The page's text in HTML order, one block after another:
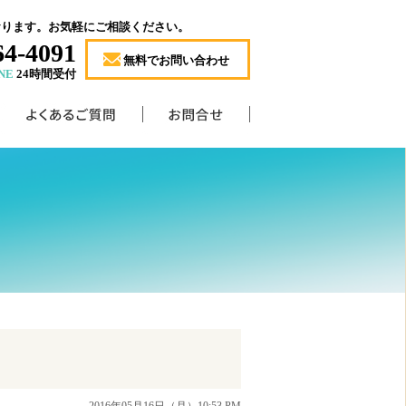
ます。お気軽にご相談ください。
4091
24時間受付
無料でお問い合わせ